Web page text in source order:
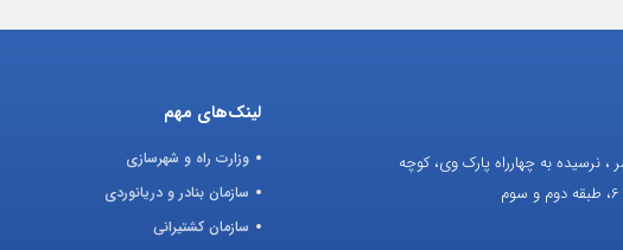
، نرسیده به چهارراه پارک وی، کوچه
لینک‌های مهم
وزارت راه و شهرسازی
سازمان بنادر و دریانوردی
سازمان کشتیرانی